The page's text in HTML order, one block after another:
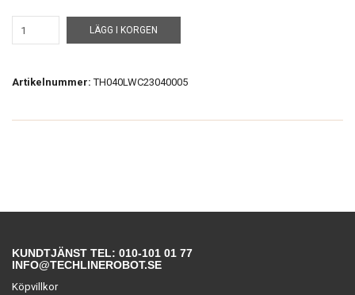
LÄGG I KORGEN
Artikelnummer: TH040LWC23040005
KUNDTJÄNST TEL: 010-101 01 77
INFO@TECHLINEROBOT.SE
Köpvillkor